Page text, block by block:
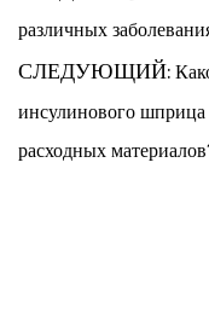
различных
СЛЕДУЮЩИЙ:
инсулинового
расходных